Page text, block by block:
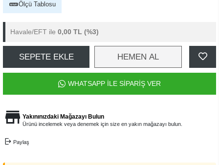
Ölçü Tablosu
Havale/EFT ile 0,00 TL (%3)
SEPETE EKLE HEMEN AL
WHATSAPP İLE SİPARİŞ VER
Yakınınızdaki Mağazayı Bulun
Ürünü incelemek veya denemek için size en yakın mağazayı bulun.
Paylaş